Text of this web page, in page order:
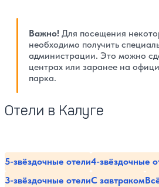
Важно! Для посещения
необходимо получить
администрации. Это можно
центрах или заранее на
парка.
Отели в Калуге
5-звёздочные отели4-звёздочные
3-звёздочные отелиС завтраком